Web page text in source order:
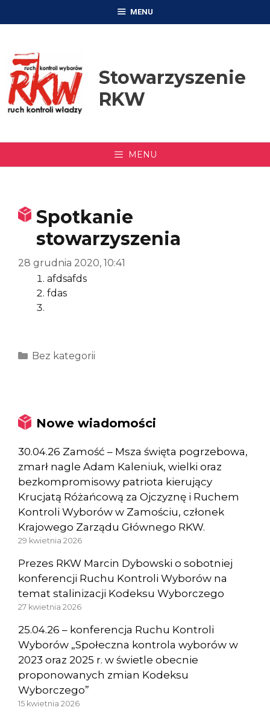
MENU
Stowarzyszenie
RKW
MENU
Spotkanie
stowarzyszenia
28 grudnia 2020, 10:41
afdsafds
fdas
Kategorie
Bez kategorii
Nowe wiadomości
30.04.26 Zamość – Msza święta pogrzebowa,
zmarł nagle Adam Kaleniuk, wielki oraz
bezkompromisowy patriota kierujący
Krucjatą Różańcową za Ojczyznę i Ruchem
Kontroli Wyborów w Zamościu, członek
Krajowego Zarządu Głównego RKW.
29 kwietnia 2026
Prezes RKW Marcin Dybowski o sobotniej
konferencji Ruchu Kontroli Wyborów na
temat stalinizacji Kodeksu Wyborczego
27 kwietnia 2026
25.04.26 – konferencja Ruchu Kontroli
Wyborów „Społeczna kontrola wyborów w
2023 oraz 2025 r. w świetle obecnie
proponowanych zmian Kodeksu
Wyborczego”
15 kwietnia 2026